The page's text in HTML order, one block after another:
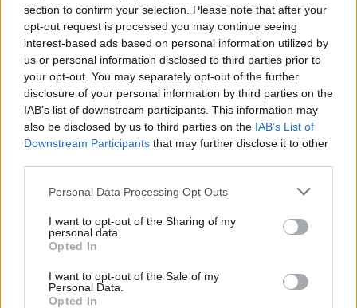
section to confirm your selection. Please note that after your
opt-out request is processed you may continue seeing
interest-based ads based on personal information utilized by
us or personal information disclosed to third parties prior to
your opt-out. You may separately opt-out of the further
disclosure of your personal information by third parties on the
IAB’s list of downstream participants. This information may
also be disclosed by us to third parties on the IAB’s List of
Downstream Participants that may further disclose it to other
Personal Data Processing Opt Outs
I want to opt-out of the Sharing of my
personal data.
Opted In
I want to opt-out of the Sale of my
Personal Data.
Opted In
Den som mener seg rammet av urettmessig
medieomtale, oppfordres til å ta kontakt
med redaksjonen.
Pressens Faglige Utvalg (PFU) er et
klageorgan som behandler klager mot
mediene i presseetiske spørsmål.
For informasjon om klageadgang, se:
Fjell-Ljom har ikke ansvar for innhold på
eksterne nettsider som det lenkes til.